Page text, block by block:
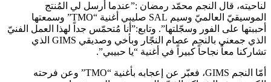
لناحيته، قال النجم محمّد رمضان :”عندما أرسل لي المُنتج
الموسيقيّ العالميّ وسيم SAL صليبي أغنية “TMO” وسمعتها
أحببتها على الفور وسجّلتها”. وتابع:”أنا مُتحمّس جداً لهذا العمل الفنيّ
الذي جمعني بالنجم عصام النجّار وبأخي وصديقي GIMS الذي
تشاركنا معاً نجاحاً كبيراً في أغنية “يا حبيبي”.
أمّا النجم GIMS، فعبّر عن إعجابه بأغنية “TMO” وعن فرحته